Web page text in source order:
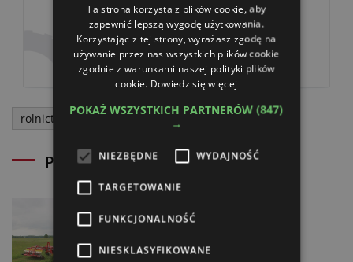
Fendt 210 Vario
rolnictwo Ceny rolnicze
Powiązane artykuły
Pöttinger w OHZ Lubiana
Ta strona korzysta z plików cookie, aby
zapewnić lepszą wygodę użytkowania.
Korzystając z tej strony, wyrażasz zgodę na
używanie przez nas wszystkich plików cookie
zgodnie z warunkami naszej polityki plików
cookie. Dowiedz się więcej
POKAŻ WSZYSTKICH PARTNERÓW(847)
→
NIEZBĘDNE WYDAJNOŚĆ
TARGETOWANIE
FUNKCJONALNOŚĆ
NIESKLASYFIKOWANE